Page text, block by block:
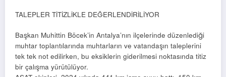
TALEPLER TİTİZLİKLE DEĞERLENDİRİLİYOR
Başkan Muhittin Böcek’in Antalya’nın ilçelerinde düzenlediği
muhtar toplantılarında muhtarların ve vatandaşın taleplerini
tek tek not edilirken, bu eksiklerin giderilmesi noktasında titiz
bir çalışma yürütülüyor.